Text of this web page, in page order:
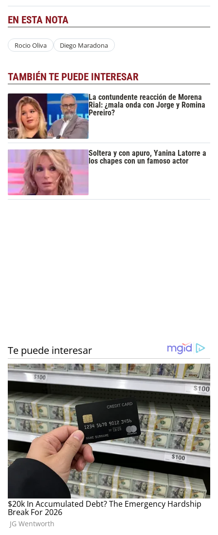
EN ESTA NOTA
Rocio Oliva Diego Maradona
TAMBIÉN TE PUEDE INTERESAR
La contundente reacción de Morena
Rial: ¿mala onda con Jorge y Romina
Pereiro?
Soltera y con apuro, Yanina Latorre a
los chapes con un famoso actor